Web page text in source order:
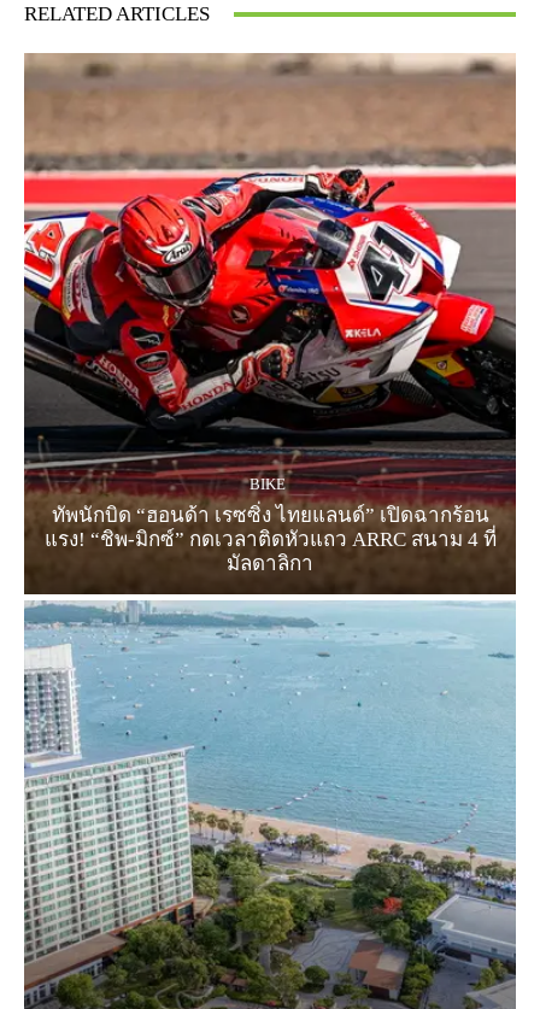
RELATED ARTICLES
BIKE
ทัพนักบิด “ฮอนด้า เรซซิ่ง ไทยแลนด์” เปิดฉากร้อน
แรง! “ชิพ-มิกซ์” กดเวลาติดหัวแถว ARRC สนาม 4 ที่
มัลดาลิกา